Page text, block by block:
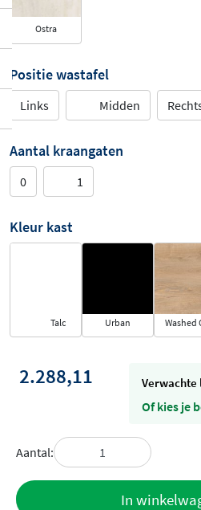
Ostra
Positie wastafel
Links Midden
Aantal kraangaten
0 1
Kleur kast
Talc Urban Washed
2.288,11
Of kies je
Aantal:
In